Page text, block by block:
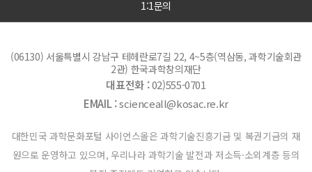
1:1문의
(06130) 서울특별시 강남구 테헤란로7길 22, 4~5층(역삼동, 과학기술회관
2관) 한국과학창의재단
대표전화 :02)555-0701
EMAIL :scienceall@kosac.re.kr
대한민국 과학문화포털 사이언스올은 과학기술진흥기금 및 복권기금의 재
원으로 운영하고 있으며, 우리나라 과학기술 발전과 저소득·소외계층 등의